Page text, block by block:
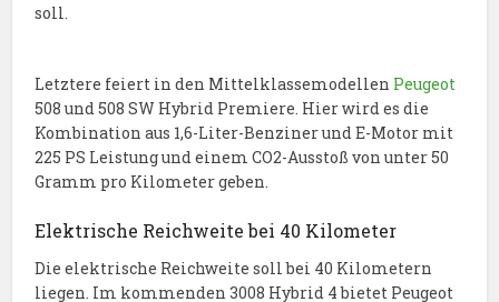
soll.
Letztere feiert in den Mittelklassemodellen Peugeot
508 und 508 SW Hybrid Premiere. Hier wird es die
Kombination aus 1,6-Liter-Benziner und E-Motor mit
225 PS Leistung und einem CO2-Ausstoß von unter 50
Gramm pro Kilometer geben.
Elektrische Reichweite bei 40 Kilometer
Die elektrische Reichweite soll bei 40 Kilometern
liegen. Im kommenden 3008 Hybrid 4 bietet Peugeot